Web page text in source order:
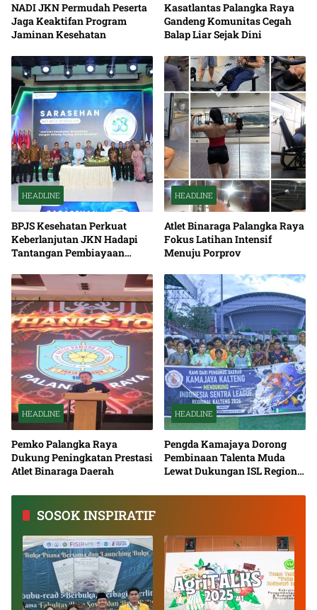
NADI JKN Permudah Peserta
Jaga Keaktifan Program
Jaminan Kesehatan
Kasatlantas Palangka Raya
Gandeng Komunitas Cegah
Balap Liar Sejak Dini
HEADLINE
BPJS Kesehatan Perkuat
Keberlanjutan JKN Hadapi
Tantangan Pembiayaan
HEADLINE
Atlet Binaraga Palangka Raya
Fokus Latihan Intensif
Menuju Porprov
HEADLINE
Pemko Palangka Raya
Dukung Peningkatan Prestasi
Atlet Binaraga Daerah
HEADLINE
Pengda Kamajaya Dorong
Pembinaan Talenta Muda
Lewat Dukungan ISL Regional
SOSOK INSPIRATIF